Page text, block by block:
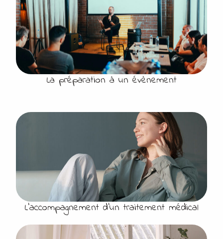
La préparation à un évènement
L’accompagnement d’un traitement médical